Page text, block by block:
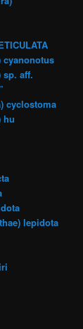
cyanonotus
sp. aff.
cyclostoma
hu
lepidota